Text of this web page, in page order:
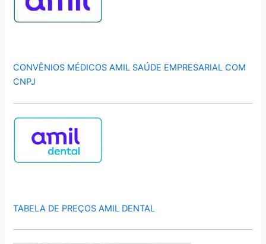
CONVÊNIOS MÉDICOS AMIL SAÚDE EMPRESARIAL COM
CNPJ
TABELA DE PREÇOS AMIL DENTAL